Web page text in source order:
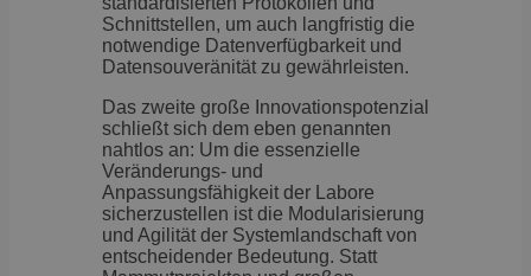
Schnittstellen, um auch langfristig die
notwendige Datenverfügbarkeit und
Datensouveränität zu gewährleisten.
Das zweite große Innovationspotenzial
schließt sich dem eben genannten
nahtlos an: Um die essenzielle
Veränderungs- und
Anpassungsfähigkeit der Labore
sicherzustellen ist die Modularisierung
und Agilität der Systemlandschaft von
entscheidender Bedeutung. Statt